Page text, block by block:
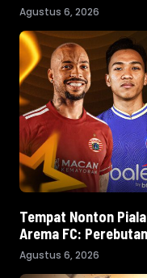
Agustus 6, 2026
Tempat Nonton
Arema FC:
Agustus 6, 2026